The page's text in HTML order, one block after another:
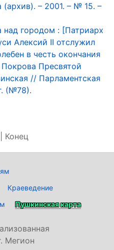
– 2001. – № 15. –
над городом : [Патриарх
Алексий II отслужил
в честь окончания
Пресвятой
// Парламентская
(№78).
Конец
Краеведение
Пушкинская карта
Мегион